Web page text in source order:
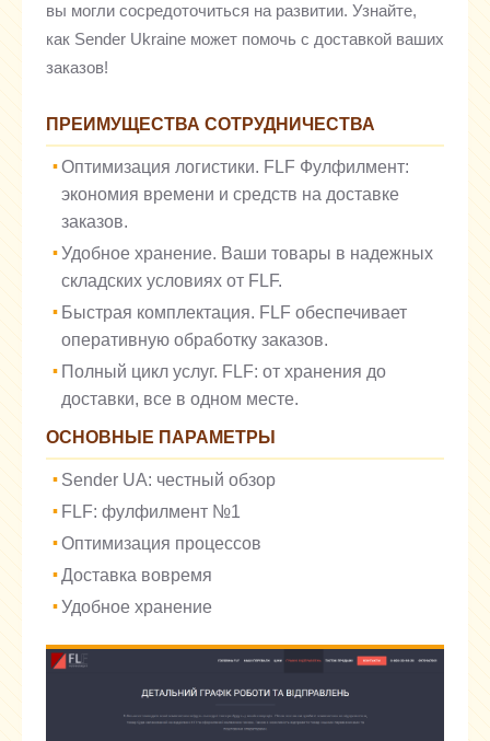
вы могли сосредоточиться на развитии. Узнайте,
как Sender Ukraine может помочь с доставкой ваших
заказов!
ПРЕИМУЩЕСТВА СОТРУДНИЧЕСТВА
Оптимизация логистики. FLF Фулфилмент:
экономия времени и средств на доставке
заказов.
Удобное хранение. Ваши товары в надежных
складских условиях от FLF.
Быстрая комплектация. FLF обеспечивает
оперативную обработку заказов.
Полный цикл услуг. FLF: от хранения до
доставки, все в одном месте.
ОСНОВНЫЕ ПАРАМЕТРЫ
Sender UA: честный обзор
FLF: фулфилмент №1
Оптимизация процессов
Доставка вовремя
Удобное хранение